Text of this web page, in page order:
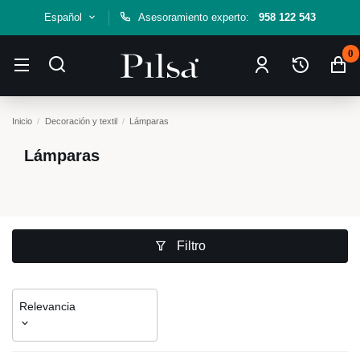
Español Asesoramiento experto: 958 122 543
0
Inicio Decoración y textil Lámparas
Lámparas
Filtro
Relevancia